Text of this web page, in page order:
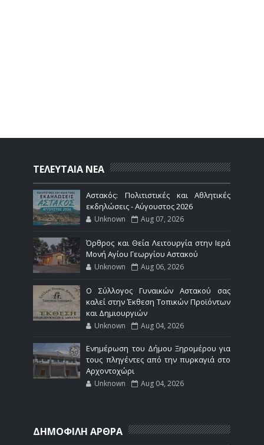
ΤΕΛΕΥΤΑΙΑ ΝΕΑ
Αστακός: Πολιτιστικές και Αθλητικές
εκδηλώσεις - Αύγουστος 2026
Unknown Aug 07, 2026
Όρθρος και Θεία Λειτουργία στην Ιερά
Μονή Αγίου Γεωργίου Αστακού
Unknown Aug 06, 2026
Ο Σύλλογος Γυναικών Αστακού σας
καλεί στην Έκθεση Τοπικών Προϊόντων
και Δημιουργιών
Unknown Aug 04, 2026
Ενημέρωση του Δήμου Ξηρομέρου για
τους πληγέντες από την πυρκαγιά στο
Αρχοντοχώρι
Unknown Aug 04, 2026
ΔΗΜΟΦΙΛΗ ΑΡΘΡΑ